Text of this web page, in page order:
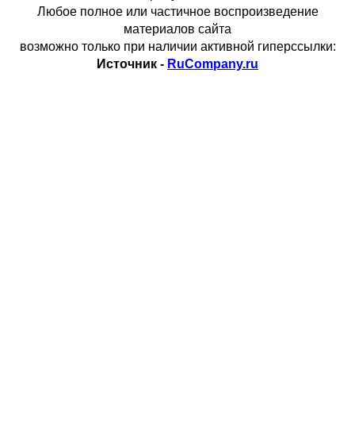
Любое полное или частичное воспроизведение
материалов сайта
возможно только при наличии активной гиперссылки:
Источник - RuCompany.ru